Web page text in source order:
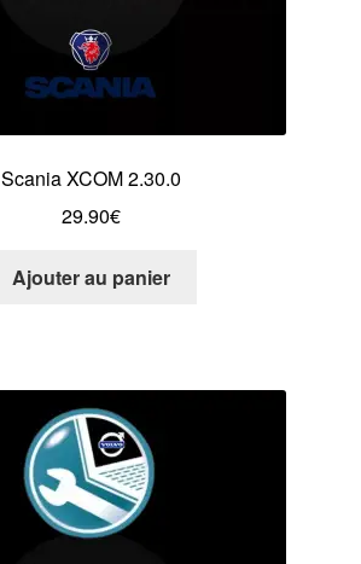
Scania XCOM 2.30.0
29.90€
Ajouter au panier